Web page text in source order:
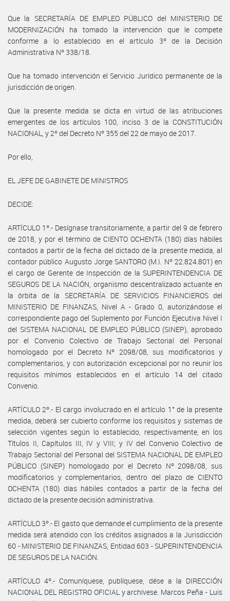
Que la SECRETARÍA DE EMPLEO PÚBLICO del MINISTERIO DE
MODERNIZACIÓN ha tomado la intervención que le compete
conforme a lo establecido en el artículo 3º de la Decisión
Administrativa Nº 338/18.
Que ha tomado intervención el Servicio Jurídico permanente de la
jurisdicción de origen.
Que la presente medida se dicta en virtud de las atribuciones
emergentes de los artículos 100, inciso 3 de la CONSTITUCIÓN
NACIONAL, y 2º del Decreto Nº 355 del 22 de mayo de 2017.
Por ello,
EL JEFE DE GABINETE DE MINISTROS
DECIDE:
ARTÍCULO 1º.- Desígnase transitoriamente, a partir del 9 de febrero
de 2018, y por el término de CIENTO OCHENTA (180) días hábiles
contados a partir de la fecha del dictado de la presente medida, al
contador público Augusto Jorge SANTORO (M.I. Nº 22.824.801) en
el cargo de Gerente de Inspección de la SUPERINTENDENCIA DE
SEGUROS DE LA NACIÓN, organismo descentralizado actuante en
la órbita de la SECRETARÍA DE SERVICIOS FINANCIEROS del
MINISTERIO DE FINANZAS, Nivel A - Grado 0, autorizándose el
correspondiente pago del Suplemento por Función Ejecutiva Nivel I
del SISTEMA NACIONAL DE EMPLEO PÚBLICO (SINEP), aprobado
por el Convenio Colectivo de Trabajo Sectorial del Personal
homologado por el Decreto Nº 2098/08, sus modificatorios y
complementarios, y con autorización excepcional por no reunir los
requisitos mínimos establecidos en el artículo 14 del citado
Convenio.
ARTÍCULO 2º.- El cargo involucrado en el artículo 1° de la presente
medida, deberá ser cubierto conforme los requisitos y sistemas de
selección vigentes según lo establecido, respectivamente, en los
Títulos II, Capítulos III, IV y VIII; y IV del Convenio Colectivo de
Trabajo Sectorial del Personal del SISTEMA NACIONAL DE EMPLEO
PÚBLICO (SINEP) homologado por el Decreto Nº 2098/08, sus
modificatorios y complementarios, dentro del plazo de CIENTO
OCHENTA (180) días hábiles contados a partir de la fecha del
dictado de la presente decisión administrativa.
ARTÍCULO 3º.- El gasto que demande el cumplimiento de la presente
medida será atendido con los créditos asignados a la Jurisdicción
60 - MINISTERIO DE FINANZAS, Entidad 603 - SUPERINTENDENCIA
DE SEGUROS DE LA NACIÓN.
ARTÍCULO 4º.- Comuníquese, publíquese, dése a la DIRECCIÓN
NACIONAL DEL REGISTRO OFICIAL y archívese. Marcos Peña - Luis